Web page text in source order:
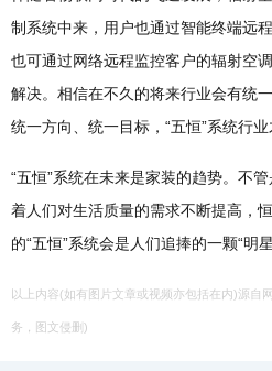
制系统中来，用户也通过智能终端远
也可通过网络远程监控客户的辐射空
解决。相信在不久的将来行业会有统
统一方向、统一目标，“五恒”系统行业
“五恒”系统在未来是家装的趋势。不
着人们对生活质量的需求不断提高，
的“五恒”系统会是人们追捧的一颗“明星
以上内容(如有图片文章或视频亦包括在内)源自
务，图文侵删)